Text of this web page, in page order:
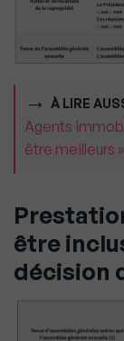
À LIRE
Agents
être meilleurs
être
décision